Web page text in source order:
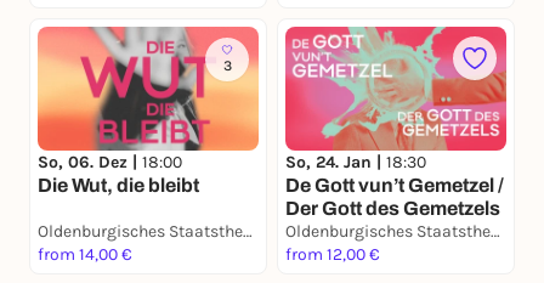
3
So, 06. Dez | 18:00
Die Wut, die bleibt
Oldenburgisches Staatstheater
from 14,00 €
So, 24. Jan | 18:30
De Gott vun’t Gemetzel /
Der Gott des Gemetzels
Oldenburgisches Staatstheater
from 12,00 €